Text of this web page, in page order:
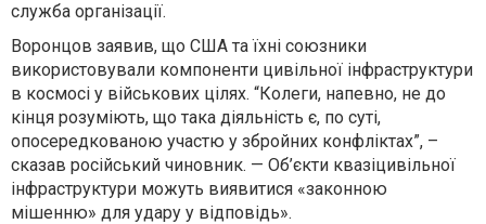
служба організації.
Воронцов заявив, що США та їхні союзники
використовували компоненти цивільної інфраструктури
в космосі у військових цілях. “Колеги, напевно, не до
кінця розуміють, що така діяльність є, по суті,
опосередкованою участю у збройних конфліктах”, –
сказав російський чиновник. — Об’єкти квазіцивільної
інфраструктури можуть виявитися «законною
мішенню» для удару у відповідь».